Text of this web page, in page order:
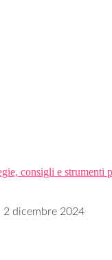
consigli e strumenti
2 dicembre 2024